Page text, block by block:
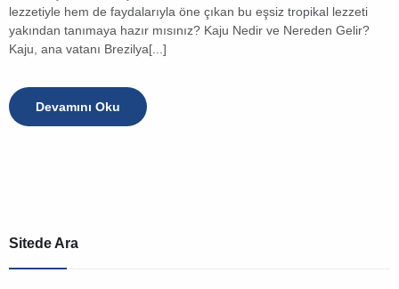
lezzetiyle hem de faydalarıyla öne çıkan bu eşsiz tropikal lezzeti
yakından tanımaya hazır mısınız? Kaju Nedir ve Nereden Gelir?
Kaju, ana vatanı Brezilya[...]
Devamını Oku
Sitede Ara